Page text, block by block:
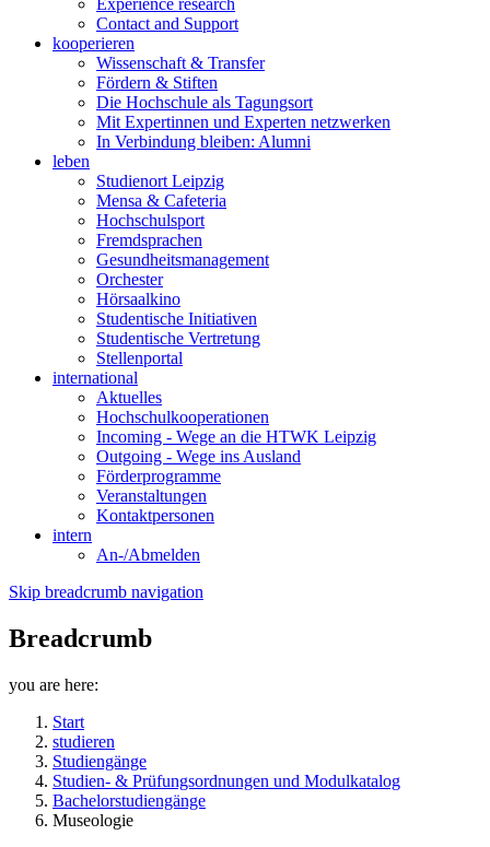
Experience research
Contact and Support
kooperieren
Wissenschaft & Transfer
Fördern & Stiften
Die Hochschule als Tagungsort
Mit Expertinnen und Experten netzwerken
In Verbindung bleiben: Alumni
leben
Studienort Leipzig
Mensa & Cafeteria
Hochschulsport
Fremdsprachen
Gesundheitsmanagement
Orchester
Hörsaalkino
Studentische Initiativen
Studentische Vertretung
Stellenportal
international
Aktuelles
Hochschulkooperationen
Incoming - Wege an die HTWK Leipzig
Outgoing - Wege ins Ausland
Förderprogramme
Veranstaltungen
Kontaktpersonen
intern
An-/Abmelden
Skip breadcrumb navigation
Breadcrumb
you are here:
Start
studieren
Studiengänge
Studien- & Prüfungsordnungen und Modulkatalog
Bachelorstudiengänge
Museologie